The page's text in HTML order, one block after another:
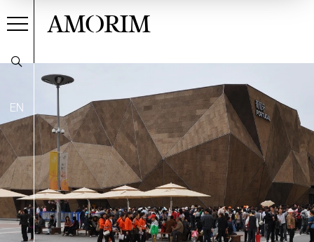
EN
AMORIM